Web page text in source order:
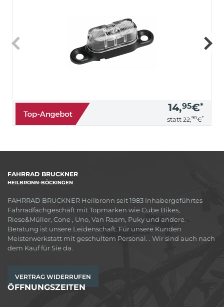
14,95€*
statt 22,90€*
FAHRRAD BRUCKNER
HEILBRONN-BÖCKINGEN
FAHRRAD BRUCKNER Heilbronn seit 1983 Inhabergeführtes
Fahrradfachgeschäft mit Topmarken wie Cube Bikes,
Riese&Müller, Cone , Uno, Van Raam, Puky und andere.
Beratung ist unsere Leidenschaft. Für unsere Kunden
Meisterwerkstatt mit geschultem Personal. . Wir sind auch nach
dem Kauf für Sie da.
VERTRAG WIDERRUFEN
ÖFFNUNGSZEITEN